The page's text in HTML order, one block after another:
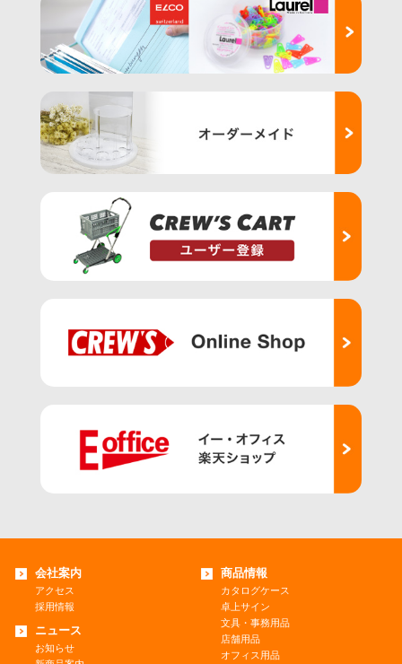
会社案内
アクセス
採用情報
ニュース
お知らせ
商品情報
カタログケース
卓上サイン
文具・事務用品
店舗用品
オフィス用品